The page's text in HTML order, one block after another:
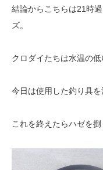
結論からこちらは21時
ズ。
クロダイたちは水温の
今日は使用した釣り具を
これを終えたらハゼを捌